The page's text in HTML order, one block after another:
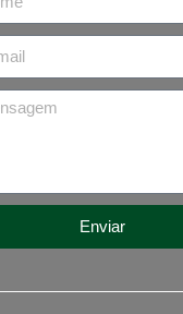
Enviar